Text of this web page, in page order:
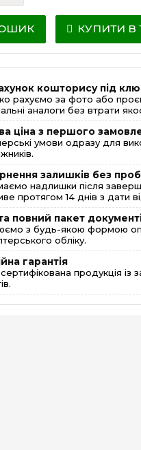
КУПИТИ В
кошторису під
рахуємо за фото або
аналоги без втрати
ціна з першого
умови одразу для
залишків без
надлишки після
протягом 14 днів з дати
повний пакет
з будь-якою формою
обліку.
гарантія
продукція із